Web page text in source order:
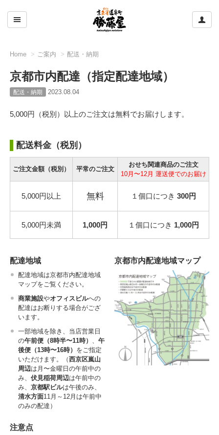
ここをクリックして左のメニューを開閉する
Home ご案内 配送・納期
京都市内配達（指定配達地域）
配送・納期 2023.08.04
5,000円（税別）以上のご注文は無料でお届けします。
配送料金（税別）
ご注文金額（税別） 平常のご注文
おせち関連商品のご注文
10月〜12月 運送便でのお届け
5,000円以上 無料 １個口につき 300円
5,000円未満 1,000円 １個口につき 1,000円
配達地域
配達地域は京都市内配達地域
マップをご覧ください。
商業施設やオフィスビルへの
配達はお断りする場合がござ
います。
一部地域を除き、当店営業日
の午前便（8時半〜11時）
午
後便（13時〜16時） をご指定
いただけます。（西京区嵐山
周辺は月〜金曜日の午前中の
み、 伏見稲荷周辺は午前中の
み、 京都駅ビルは午後のみ、
清水方面11月～12月は午前中
のみの配達）
注意点
京都市内配達地域マップ